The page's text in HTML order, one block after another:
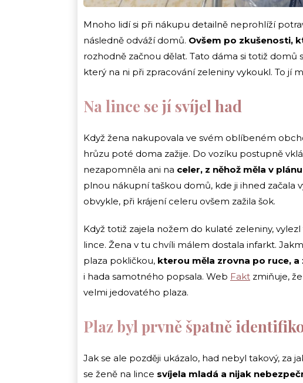
Mnoho lidí si při nákupu detailně neprohlíží
následně odváží domů. Ovšem po zkušenosti,
rozhodně začnou dělat. Tato dáma si totiž
který na ni při zpracování zeleniny vykoukl. To jí
Na lince se jí svíjel had
Když žena nakupovala ve svém oblíbeném
hrůzu poté doma zažije. Do vozíku postupně
nezapomněla ani na celer, z něhož měla v
plnou nákupní taškou domů, kde ji ihned začala
obvykle, při krájení celeru ovšem zažila šok.
Když totiž zajela nožem do kulaté zeleniny,
lince. Žena v tu chvíli málem dostala infarkt.
plaza pokličkou, kterou měla zrovna po ruce,
i hada samotného popsala. Web Fakt zmiňuje,
velmi jedovatého plaza.
Plaz byl prvně špatně
Jak se ale později ukázalo, had nebyl takový, za
se ženě na lince svíjela mladá a nijak